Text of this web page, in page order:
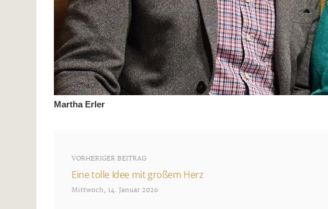
Martha Erler
VORHERIGER BEITRAG
Eine tolle Idee mit großem Herz
Mittwoch, 14. Januar 2026